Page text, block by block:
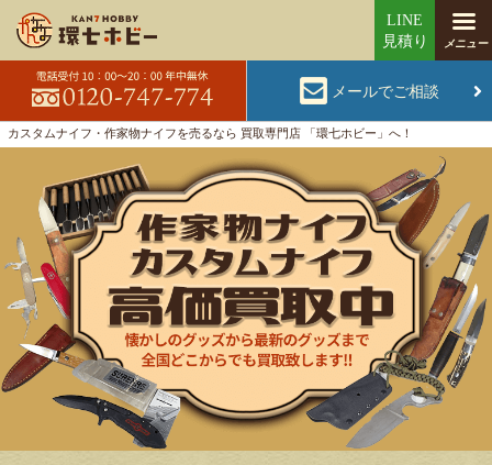
カスタムナイフ・作家物ナイフを売るなら 買取専門店 「環七ホビー」へ！
メールでご相談